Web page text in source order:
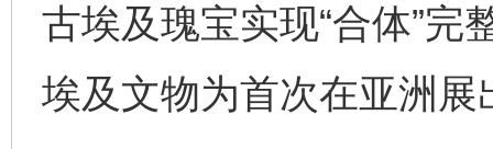
古埃及瑰宝实现“合体”完
埃及文物为首次在亚洲展